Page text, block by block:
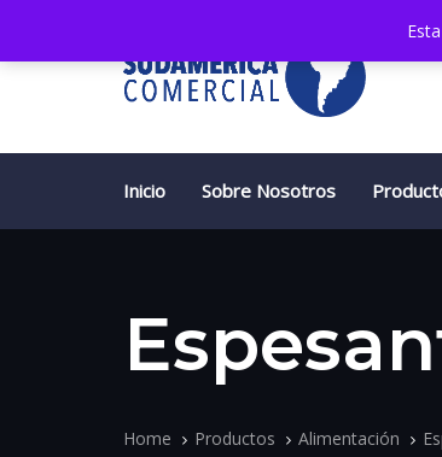
primary
to
Inicio Sobre Nosotros
Home Productos Alimentación